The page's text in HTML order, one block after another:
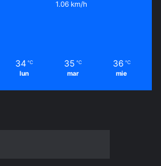
1.06 km/h
34 ℃
lun
35 ℃
mar
36 ℃
mie